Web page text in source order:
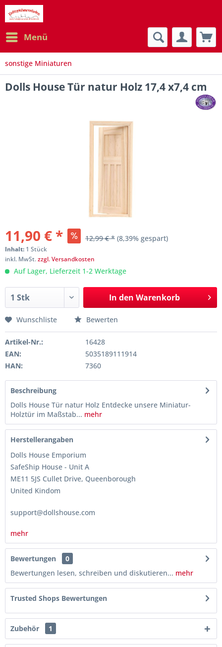
Menü
sonstige Miniaturen
Dolls House Tür natur Holz 17,4 x7,4 cm
11,90 € * 12,99 € * (8,39% gespart)
Inhalt: 1 Stück
inkl. MwSt.zzgl. Versandkosten
Auf Lager, Lieferzeit 1-2 Werktage
In den Warenkorb
Wunschliste Bewerten
Artikel-Nr.:
16428
EAN:
5035189111914
HAN:
7360
Beschreibung
Dolls House Tür natur Holz Entdecke unsere Miniatur-
Holztür im Maßstab... mehr
Herstellerangaben
Dolls House Emporium
SafeShip House - Unit A
ME11 5JS Cullet Drive, Queenborough
United Kindom
support@dollshouse.com
mehr
Bewertungen
0
Bewertungen lesen, schreiben und diskutieren... mehr
Trusted Shops Bewertungen
Zubehör 1